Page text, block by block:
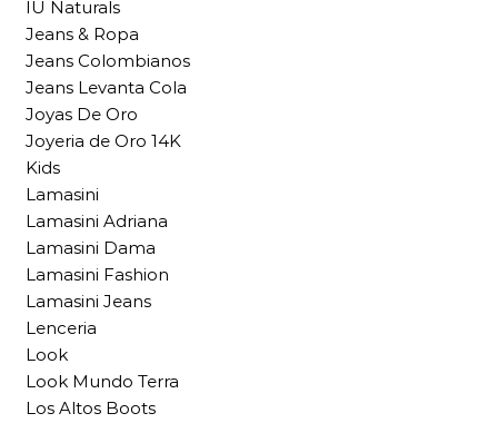
IU Naturals
Jeans & Ropa
Jeans Colombianos
Jeans Levanta Cola
Joyas De Oro
Joyeria de Oro 14K
Kids
Lamasini
Lamasini Adriana
Lamasini Dama
Lamasini Fashion
Lamasini Jeans
Lenceria
Look
Look Mundo Terra
Los Altos Boots